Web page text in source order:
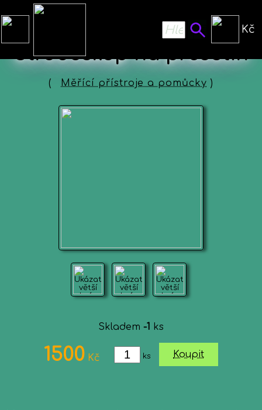
Kč
Stroboskop na předstih
( Měřící přístroje a pomůcky )
Skladem -1 ks
1500 Kč ks Koupit